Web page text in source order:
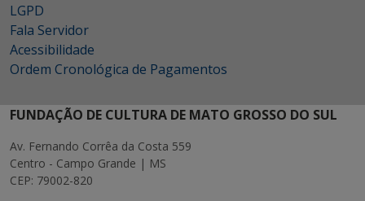
LGPD
Fala Servidor
Acessibilidade
Ordem Cronológica de Pagamentos
FUNDAÇÃO DE CULTURA DE MATO GROSSO DO SUL
Av. Fernando Corrêa da Costa 559
Centro - Campo Grande | MS
CEP: 79002-820